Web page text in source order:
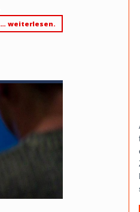
… weiterlesen.